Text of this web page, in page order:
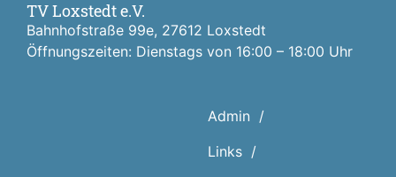
TV Loxstedt e.V.
Bahnhofstraße 99e, 27612 Loxstedt
Öffnungszeiten: Dienstags von 16:00 – 18:00 Uhr
Admin
Links